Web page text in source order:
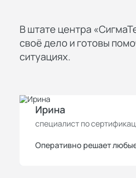
В штате центра
своё дело и готовы
ситуациях.
Ирина
специалист по
Оперативно решает